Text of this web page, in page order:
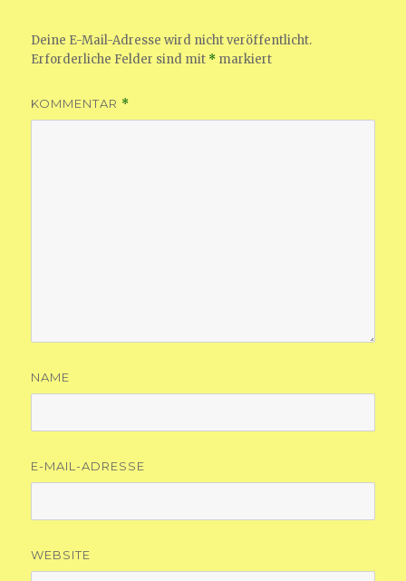
Deine E-Mail-Adresse wird nicht veröffentlicht.
Erforderliche Felder sind mit * markiert
KOMMENTAR *
NAME
E-MAIL-ADRESSE
WEBSITE